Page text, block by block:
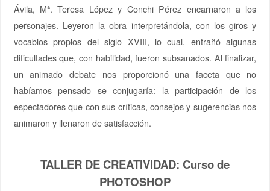
Ávila, Mª. Teresa López y Conchi Pérez encarnaron a los
personajes. Leyeron la obra interpretándola, con los giros y
vocablos propios del siglo XVIII, lo cual, entrañó algunas
dificultades que, con habilidad, fueron subsanados. Al finalizar,
un animado debate nos proporcionó una faceta que no
habíamos pensado se conjugaría: la participación de los
espectadores que con sus críticas, consejos y sugerencias nos
animaron y llenaron de satisfacción.
TALLER DE CREATIVIDAD: Curso de
PHOTOSHOP